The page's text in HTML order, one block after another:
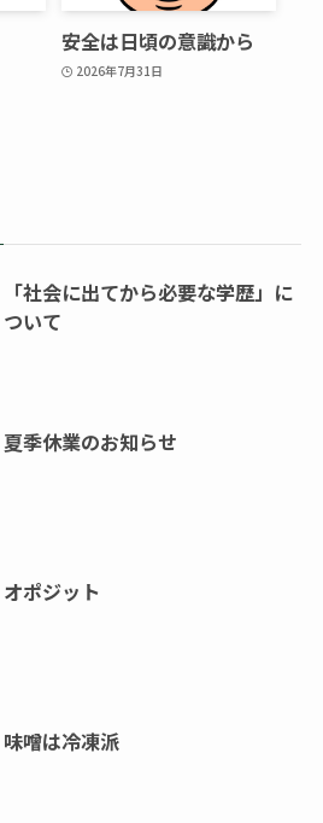
安全は日頃の意識から
2026年7月31日
「社会に出てから必要な学歴」に
ついて
夏季休業のお知らせ
オポジット
味噌は冷凍派